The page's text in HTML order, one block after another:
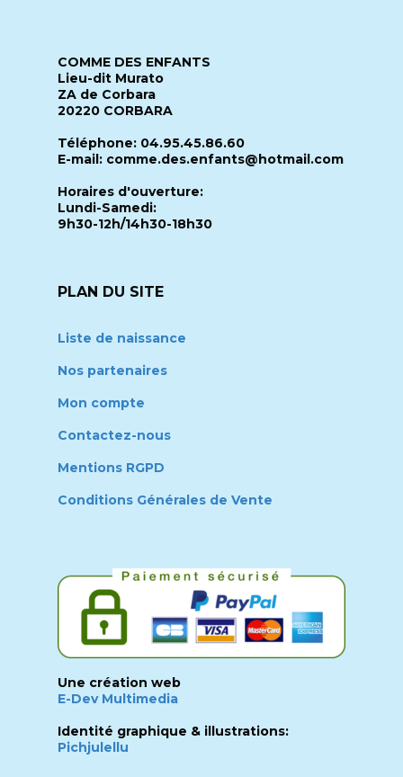
COMME DES ENFANTS
Lieu-dit Murato
ZA de Corbara
20220 CORBARA
Téléphone: 04.95.45.86.60
E-mail: comme.des.enfants@hotmail.com
Horaires d'ouverture:
Lundi-Samedi:
9h30-12h/14h30-18h30
PLAN DU SITE
Liste de naissance
Nos partenaires
Mon compte
Contactez-nous
Mentions RGPD
Conditions Générales de Vente
Une création web
E-Dev Multimedia
Identité graphique & illustrations:
Pichjulellu